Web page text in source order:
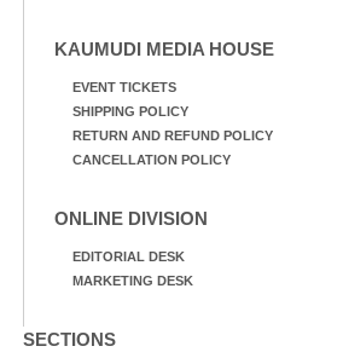
KAUMUDI MEDIA HOUSE
EVENT TICKETS
SHIPPING POLICY
RETURN AND REFUND POLICY
CANCELLATION POLICY
ONLINE DIVISION
EDITORIAL DESK
MARKETING DESK
SECTIONS